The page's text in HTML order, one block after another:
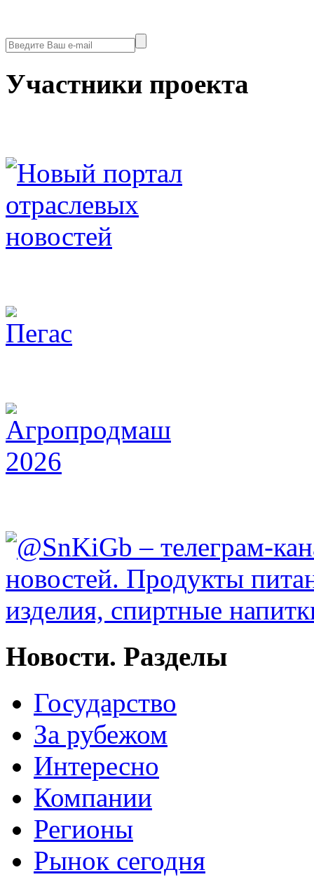
Участники проекта
Новости. Разделы
Государство
За рубежом
Интересно
Компании
Регионы
Рынок сегодня